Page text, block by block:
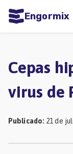
Engormix
Agricultura
Balanceados
Cepas
virus de
Publicado: 21 de